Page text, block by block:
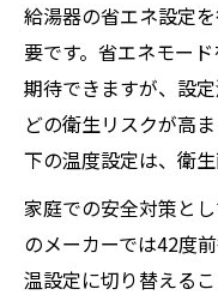
給湯器の省エネ設定
要です。省エネモー
期待できますが、設
どの衛生リスクが高
下の温度設定は、衛
家庭での安全対策と
のメーカーでは42度
温設定に切り替える